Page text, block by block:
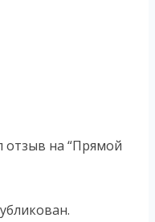
отзыв на “Прямой